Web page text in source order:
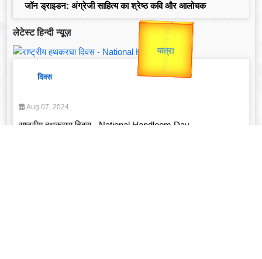
जॉन ड्राइडन: अंग्रेजी साहित्य का श्रेष्ठ कवि और आलोचक
लेटेस्ट हिन्दी न्यूज़
दिवस
Aug 07, 2024
राष्ट्रीय हथकरघा दिवस - National Handloom Day
उप प्रधानमंत्री
Valentine's
उपराष्ट्रपति Gold Rate unTV Special